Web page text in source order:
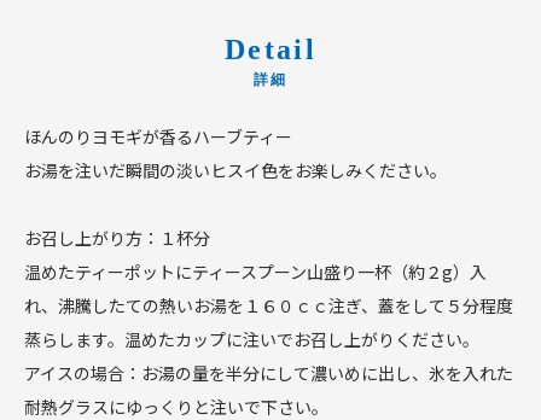
Detail
ほんのりヨモギが香るハーブティー
お湯を注いだ瞬間の淡いヒスイ色をお楽しみください。
お召し上がり方：１杯分
温めたティーポットにティースプーン山盛り一杯（約２g）入
れ、沸騰したての熱いお湯を１６０ｃｃ注ぎ、蓋をして５分程度
蒸らします。温めたカップに注いでお召し上がりください。
アイスの場合：お湯の量を半分にして濃いめに出し、氷を入れた
耐熱グラスにゆっくりと注いで下さい。